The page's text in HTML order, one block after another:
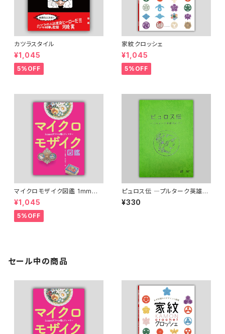
カツラスタイル
¥1,045
5%OFF
家紋クロッシェ
¥1,045
5%OFF
マイクロモザイク図鑑 1mmの
ガラスで描くジュエリー
¥1,045
5%OFF
ピュロス伝 ―プルターク英雄伝
より―
¥330
セール中の商品